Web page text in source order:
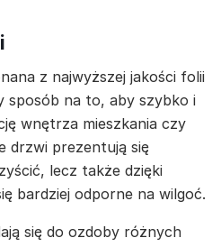
z najwyższej jakości folii
sposób na to, aby szybko i
wnętrza mieszkania czy
drzwi prezentują się
lecz także dzięki
bardziej odporne na wilgoć.
się do ozdoby różnych